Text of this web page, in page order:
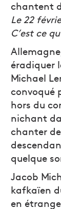
chantent
Le 22
C’est ce
éradiquer
Michael
convoqué
hors du
nichant
chanter
quelque
Jacob
kafkaïen
en